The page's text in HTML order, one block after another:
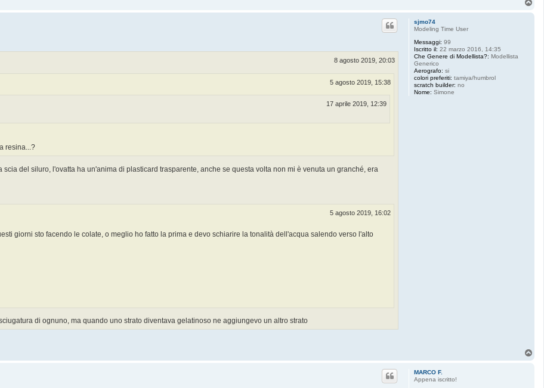
sjmo74
Modeling Time User
Messaggi: 99
Iscritto il: 22 marzo 2016, 14:35
Che Genere di Modellista?: Modellista
Generico
Aerografo: si
colori preferiti: tamiya/humbrol
scratch builder: no
Nome: Simone
8 agosto 2019, 20:03
5 agosto 2019, 15:38
17 aprile 2019, 12:39
resina...?
del siluro, l'ovatta ha un'anima di plasticard trasparente, anche se questa volta non mi è venuta un granché, era
5 agosto 2019, 16:02
giorni sto facendo le colate, o meglio ho fatto la prima e devo schiarire la tonalità dell'acqua salendo verso l'alto
di ognuno, ma quando uno strato diventava gelatinoso ne aggiungevo un altro strato
MARCO F.
Appena iscritto!